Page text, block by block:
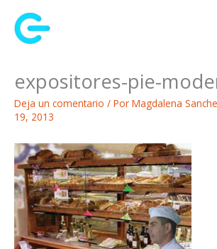
contenido
expositores-pie-
Deja un comentario / Por Magdalena
19, 2013